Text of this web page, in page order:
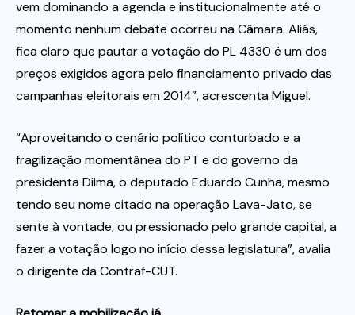
vem dominando a agenda e institucionalmente até o
momento nenhum debate ocorreu na Câmara. Aliás,
fica claro que pautar a votação do PL 4330 é um dos
preços exigidos agora pelo financiamento privado das
campanhas eleitorais em 2014”, acrescenta Miguel.
“Aproveitando o cenário político conturbado e a
fragilização momentânea do PT e do governo da
presidenta Dilma, o deputado Eduardo Cunha, mesmo
tendo seu nome citado na operação Lava-Jato, se
sente à vontade, ou pressionado pelo grande capital, a
fazer a votação logo no início dessa legislatura”, avalia
o dirigente da Contraf-CUT.